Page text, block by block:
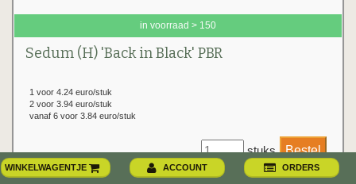
in voorraad > 150
Sedum (H) 'Back in Black' PBR
1 voor 4.24 euro/stuk
2 voor 3.94 euro/stuk
vanaf 6 voor 3.84 euro/stuk
stuks
WINKELWAGENTJE ACCOUNT ORDERS